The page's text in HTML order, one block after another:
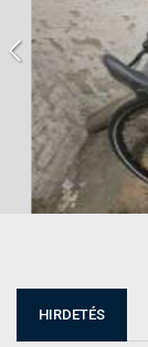
HIRDETÉS